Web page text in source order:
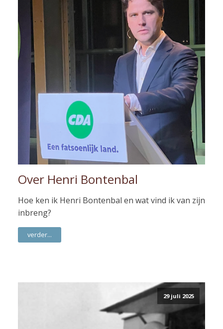
Over Henri Bontenbal
Hoe ken ik Henri Bontenbal en wat vind ik van zijn
inbreng?
verder...
29 juli 2025